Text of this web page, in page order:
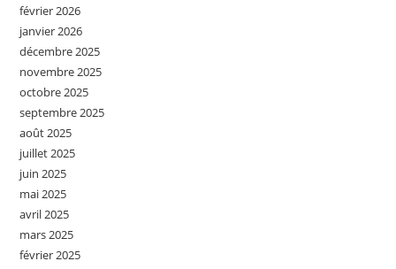
février 2026
janvier 2026
décembre 2025
novembre 2025
octobre 2025
septembre 2025
août 2025
juillet 2025
juin 2025
mai 2025
avril 2025
mars 2025
février 2025